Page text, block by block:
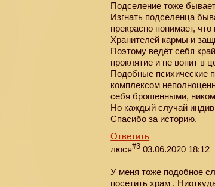
Подселение тоже
Изгнать подселенца
прекрасно понимает,
Хранителей кармы и
Поэтому ведёт себя
проклятие и не вопит в
Подобные психические
комплексом
себя брошенными,
Но каждый случай
Спасибо за историю.
Ответить
люся#3 03.06.2020 18:12
У меня тоже подобное
посетить храм .